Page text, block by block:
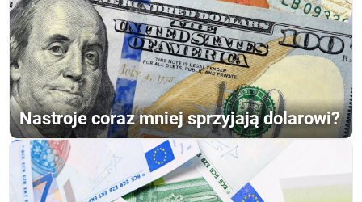
Nastroje coraz mniej sprzyjają dolarowi?